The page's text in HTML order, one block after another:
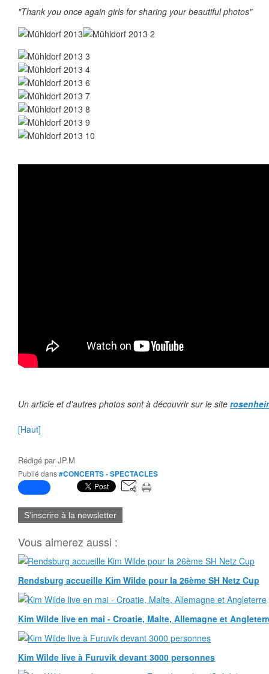
"Thank you once again girls for sharing your beautiful photos"
Un article et d'autres photos sont à découvrir sur le site
[Haut]
Rédigé parJP.M
Publié dans#CONCERTS - SPECTACLES
S'inscrire à la newsletter
Vous aimerez aussi :
Rendsburg accueille Kim Wilde pour la 26ème SH Netz Cup
Kim Wilde live en mai - Croatie, Malte, Allemagne et
Kim Wilde live à Furuvik devant 3000 personnes